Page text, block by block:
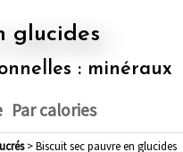
glucides
: minéraux
Par calories
> Biscuit sec pauvre en glucides